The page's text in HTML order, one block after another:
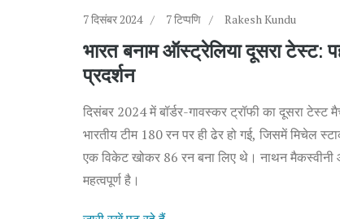
7 दिसंबर 2024 7 टिप्पणि Rakesh Kundu
भारत बनाम ऑस्ट्रेलिया दूसरा टेस्ट:
प्रदर्शन
दिसंबर 2024 में बॉर्डर-गावस्कर ट्रॉफी का दूसरा
भारतीय टीम 180 रन पर ही ढेर हो गई, जिसमें मिचेल
एक विकेट खोकर 86 रन बना लिए थे। नाथन मैकस्वीनी
महत्वपूर्ण है।